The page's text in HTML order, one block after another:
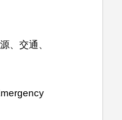
、交通、